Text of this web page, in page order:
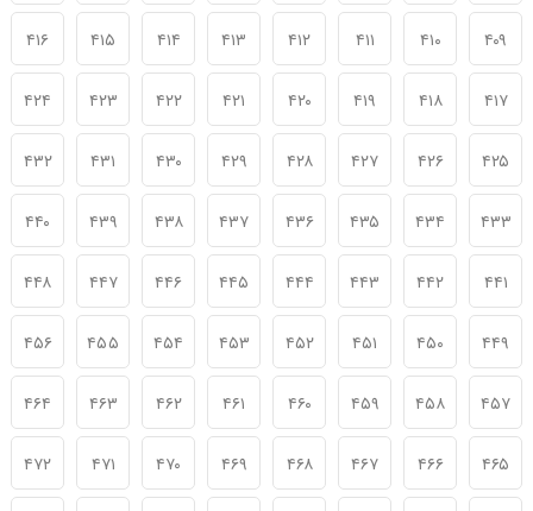
۴۰۹ ۴۱۰ ۴۱۱ ۴۱۲ ۴۱۳ ۴۱۴ ۴۱۵ ۴۱۶
۴۱۷ ۴۱۸ ۴۱۹ ۴۲۰ ۴۲۱ ۴۲۲ ۴۲۳ ۴۲۴
۴۲۵ ۴۲۶ ۴۲۷ ۴۲۸ ۴۲۹ ۴۳۰ ۴۳۱ ۴۳۲
۴۳۳ ۴۳۴ ۴۳۵ ۴۳۶ ۴۳۷ ۴۳۸ ۴۳۹ ۴۴۰
۴۴۱ ۴۴۲ ۴۴۳ ۴۴۴ ۴۴۵ ۴۴۶ ۴۴۷ ۴۴۸
۴۴۹ ۴۵۰ ۴۵۱ ۴۵۲ ۴۵۳ ۴۵۴ ۴۵۵ ۴۵۶
۴۵۷ ۴۵۸ ۴۵۹ ۴۶۰ ۴۶۱ ۴۶۲ ۴۶۳ ۴۶۴
۴۶۵ ۴۶۶ ۴۶۷ ۴۶۸ ۴۶۹ ۴۷۰ ۴۷۱ ۴۷۲